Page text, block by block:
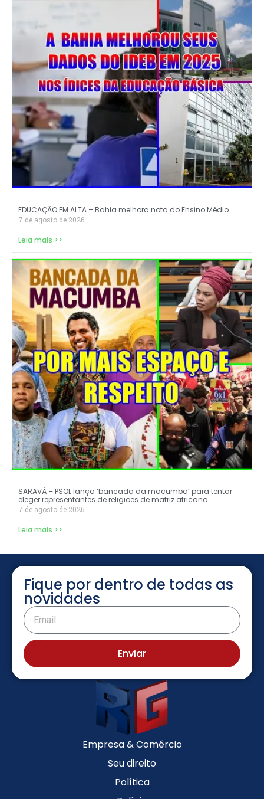
EDUCAÇÃO EM ALTA – Bahia melhora nota do Ensino Médio.
7 de agosto de 2026
Leia mais >>
SARAVÁ – PSOL lança ‘bancada da macumba’ para tentar
eleger representantes de religiões de matriz africana.
7 de agosto de 2026
Leia mais >>
Fique por dentro de todas as
novidades
Enviar
Empresa & Comércio
Seu direito
Política